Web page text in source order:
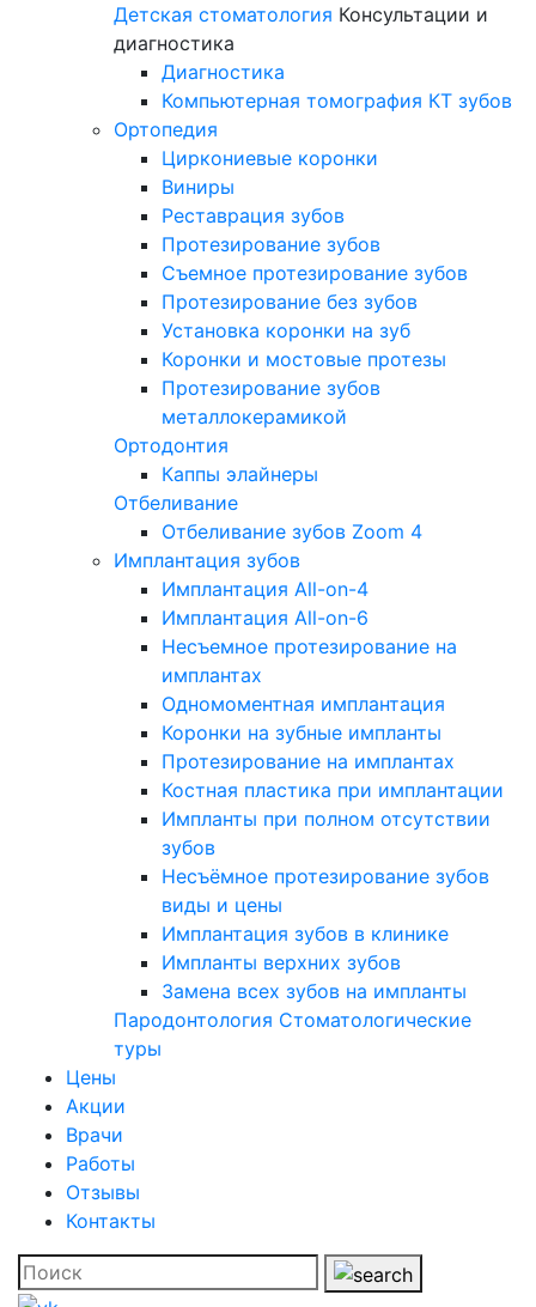
Детская стоматология Консультации и
диагностика
Диагностика
Компьютерная томография КТ зубов
Ортопедия
Циркониевые коронки
Виниры
Реставрация зубов
Протезирование зубов
Съемное протезирование зубов
Протезирование без зубов
Установка коронки на зуб
Коронки и мостовые протезы
Протезирование зубов
металлокерамикой
Ортодонтия
Каппы элайнеры
Отбеливание
Отбеливание зубов Zoom 4
Имплантация зубов
Имплантация All-on-4
Имплантация All-on-6
Несъемное протезирование на
имплантах
Одномоментная имплантация
Коронки на зубные импланты
Протезирование на имплантах
Костная пластика при имплантации
Импланты при полном отсутствии
зубов
Несъёмное протезирование зубов
виды и цены
Имплантация зубов в клинике
Импланты верхних зубов
Замена всех зубов на импланты
Пародонтология Стоматологические
туры
Цены
Акции
Врачи
Работы
Отзывы
Контакты